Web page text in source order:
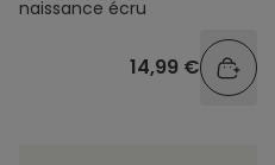
naissance écru
14,99 €